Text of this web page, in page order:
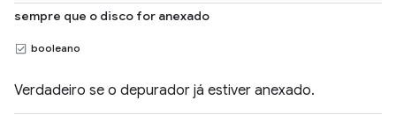
sempre que o disco for anexado
booleano
Verdadeiro se o depurador já estiver anexado.